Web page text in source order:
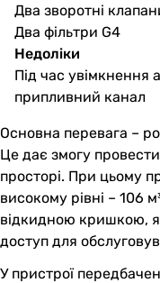
Два зворотні
Два фільтри G4
Недоліки
Під час увімкнення
припливний канал
Основна перевага –
Це дає змогу
просторі. При цьому
високому рівні – 106
відкидною кришкою,
доступ для
У пристрої